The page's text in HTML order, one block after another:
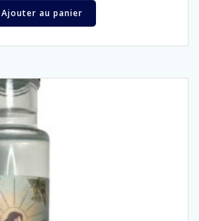
Ajouter au panier